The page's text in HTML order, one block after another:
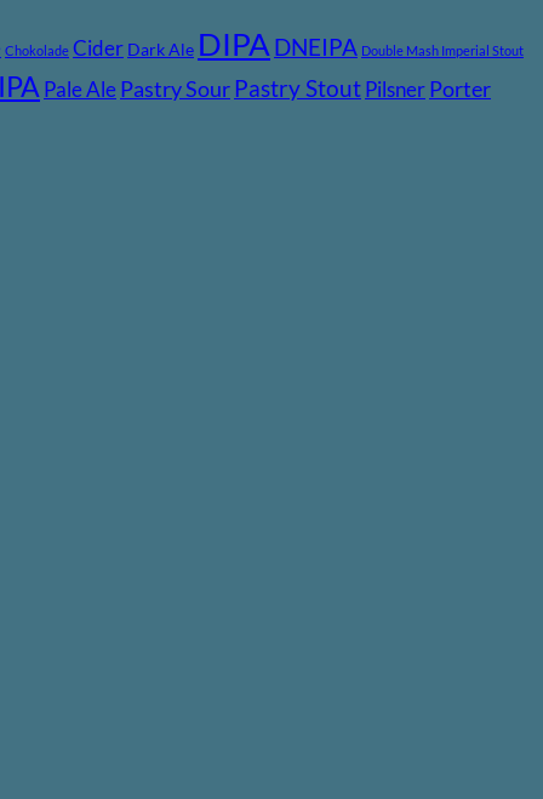
Chokolade Cider Dark Ale DIPA DNEIPA Double Mash Imperial Stout
Pale Ale Pastry Sour Pastry Stout Pilsner Porter